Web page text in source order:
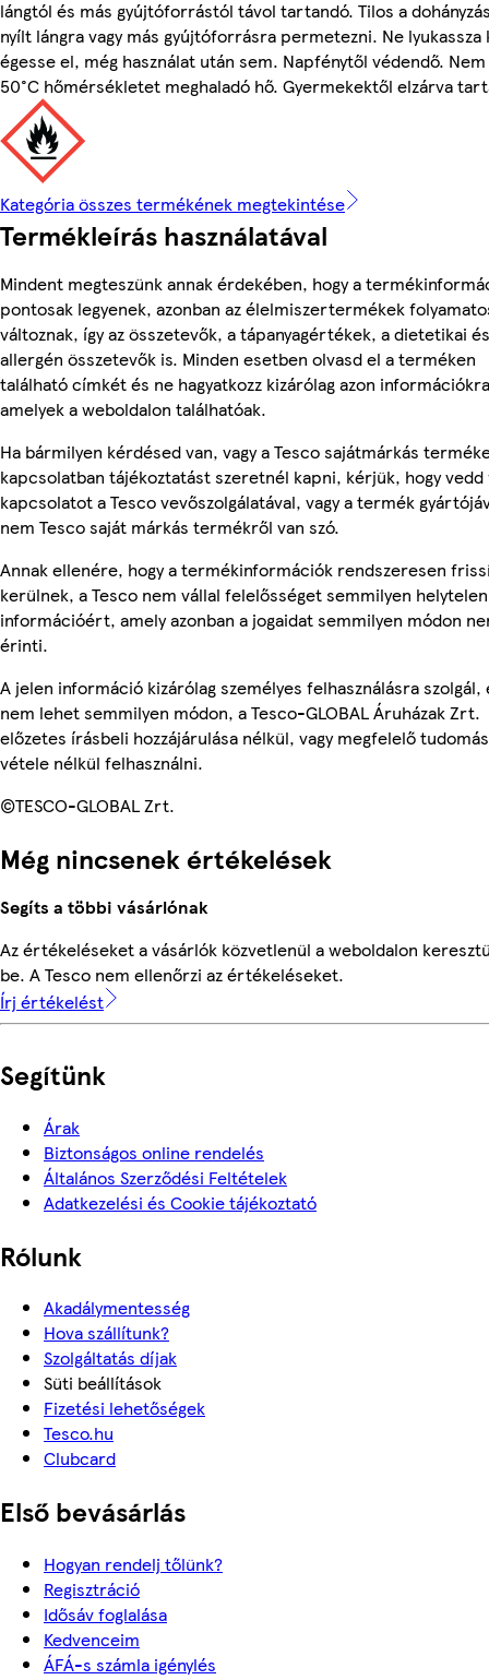
lángtól és más gyújtóforrástól távol tartandó. Tilos a
nyílt lángra vagy más gyújtóforrásra permetezni. Ne lyukassza
égesse el, még használat után sem. Napfénytől védendő.
50°C hőmérsékletet meghaladó hő. Gyermekektől elzárva
Kategória összes termékének megtekintése
Termékleírás használatával
Mindent megteszünk annak érdekében, hogy a
pontosak legyenek, azonban az élelmiszertermékek
változnak, így az összetevők, a tápanyagértékek, a dietetikai és
allergén összetevők is. Minden esetben olvasd el a terméken
található címkét és ne hagyatkozz kizárólag azon
amelyek a weboldalon találhatóak.
Ha bármilyen kérdésed van, vagy a Tesco sajátmárkás
kapcsolatban tájékoztatást szeretnél kapni, kérjük, hogy vedd
kapcsolatot a Tesco vevőszolgálatával, vagy a termék
nem Tesco saját márkás termékről van szó.
Annak ellenére, hogy a termékinformációk rendszeresen
kerülnek, a Tesco nem vállal felelősséget semmilyen helytelen
információért, amely azonban a jogaidat semmilyen módon
érinti.
A jelen információ kizárólag személyes felhasználásra szolgál,
nem lehet semmilyen módon, a Tesco-GLOBAL Áruházak Zrt.
előzetes írásbeli hozzájárulása nélkül, vagy megfelelő
vétele nélkül felhasználni.
©TESCO-GLOBAL Zrt.
Még nincsenek értékelések
Segíts a többi vásárlónak
Az értékeléseket a vásárlók közvetlenül a weboldalon
be. A Tesco nem ellenőrzi az értékeléseket.
Írj értékelést
Segítünk
Árak
Biztonságos online rendelés
Általános Szerződési Feltételek
Adatkezelési és Cookie tájékoztató
Rólunk
Akadálymentesség
Hova szállítunk?
Szolgáltatás díjak
Süti beállítások
Fizetési lehetőségek
Tesco.hu
Clubcard
Első bevásárlás
Hogyan rendelj tőlünk?
Regisztráció
Idősáv foglalása
Kedvenceim
ÁFÁ-s számla igénylés